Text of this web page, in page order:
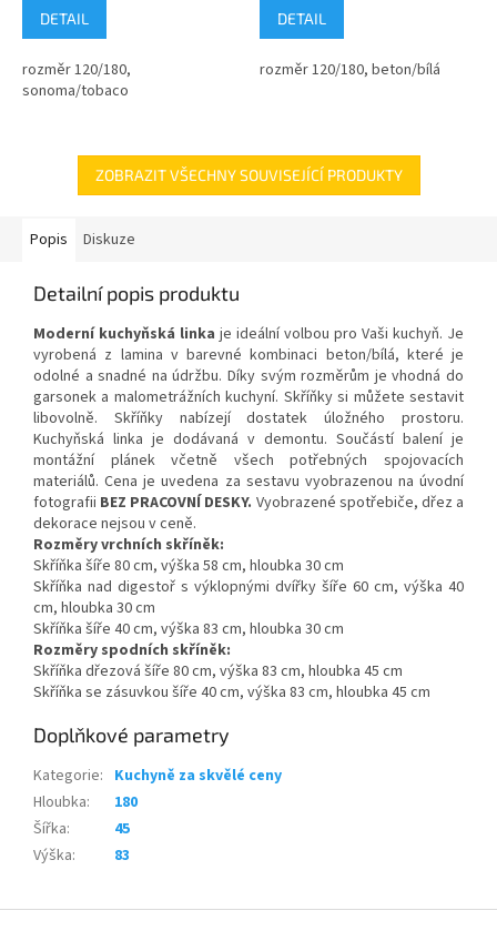
DETAIL
rozměr 120/180,
sonoma/tobaco
DETAIL
rozměr 120/180, beton/bílá
ZOBRAZIT VŠECHNY SOUVISEJÍCÍ PRODUKTY
Popis Diskuze
Detailní popis produktu
Moderní kuchyňská linka je ideální volbou pro Vaši kuchyň. Je
vyrobená z lamina v barevné kombinaci beton/bílá, které je
odolné a snadné na údržbu. Díky svým rozměrům je vhodná do
garsonek a malometrážních kuchyní. Skříňky si můžete sestavit
libovolně. Skříňky nabízejí dostatek úložného prostoru.
Kuchyňská linka je dodávaná v demontu. Součástí balení je
montážní plánek včetně všech potřebných spojovacích
materiálů. Cena je uvedena za sestavu vyobrazenou na úvodní
fotografii BEZ PRACOVNÍ DESKY. Vyobrazené spotřebiče, dřez a
dekorace nejsou v ceně.
Rozměry vrchních skříněk:
Skříňka šíře 80 cm, výška 58 cm, hloubka 30 cm
Skříňka nad digestoř s výklopnými dvířky šíře 60 cm, výška 40
cm, hloubka 30 cm
Skříňka šíře 40 cm, výška 83 cm, hloubka 30 cm
Rozměry spodních skříněk:
Skříňka dřezová šíře 80 cm, výška 83 cm, hloubka 45 cm
Skříňka se zásuvkou šíře 40 cm, výška 83 cm, hloubka 45 cm
Doplňkové parametry
Kategorie: Kuchyně za skvělé ceny
Hloubka:
180
Šířka:
45
Výška: 83